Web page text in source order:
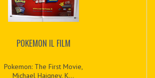
POKEMON IL FILM
Pokemon: The First Movie,
Michael Haigney, K...